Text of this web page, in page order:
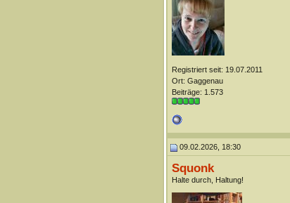
Registriert seit: 19.07.2011
Ort: Gaggenau
Beiträge: 1.573
09.02.2026, 18:30
Squonk
Halte durch, Haltung!